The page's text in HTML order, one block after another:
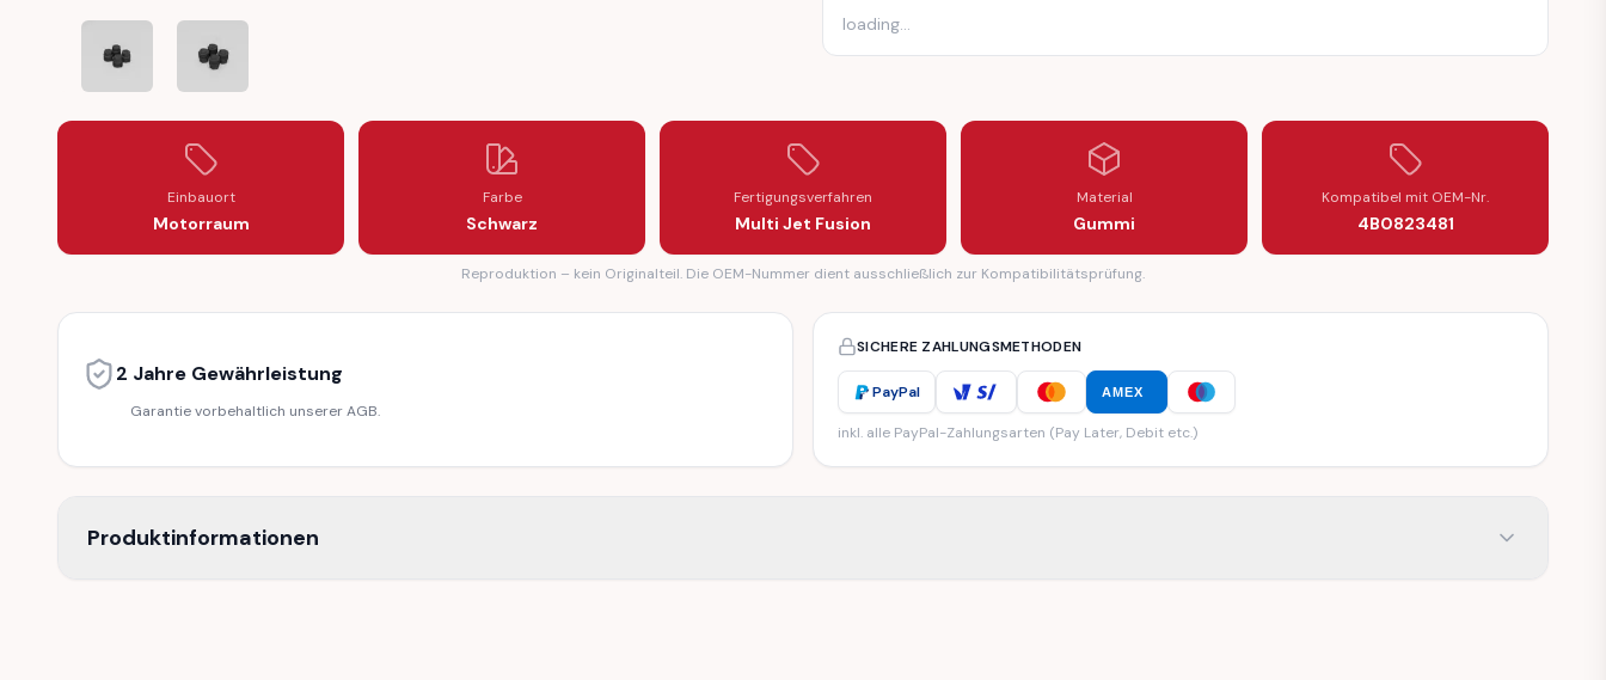
AUDI TT 8N A6 C5 A2 8Z A3 8L HOOD RUBBER BUFFER STOP (4B0823481)
AUDI TT 8N A6 C5 A2 8Z A3 8L HOOD RUBBER BUFFER STOP (4B0823481)
loading…
Einbauort
Motorraum
Farbe
Schwarz
Fertigungsverfahren
Multi Jet Fusion
Material
Gummi
Kompatibel mit OEM-Nr.
4B0823481
Reproduktion – kein Originalteil. Die OEM-Nummer dient ausschließlich zur Kompatibilitätsprüfung.
2 Jahre Gewährleistung
Garantie vorbehaltlich unserer AGB.
SICHERE ZAHLUNGSMETHODEN
PayPal AMEX
inkl. alle PayPal-Zahlungsarten (Pay Later, Debit etc.)
Produktinformationen